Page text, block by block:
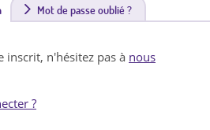
(
n
Mot de passe oublié ?
inscrit, n'hésitez pas à nous
?